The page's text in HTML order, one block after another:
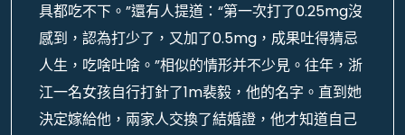
具都吃不下。”還有人提道：“第一次打了0.25mg沒
感到，認為打少了，又加了0.5mg，成果吐得猜忌
人生，吃啥吐啥。”相似的情形并不少見。往年，浙
江一名女孩自行打針了1m裴毅，他的名字。直到她
決定嫁給他，兩家人交換了結婚證，他才知道自己